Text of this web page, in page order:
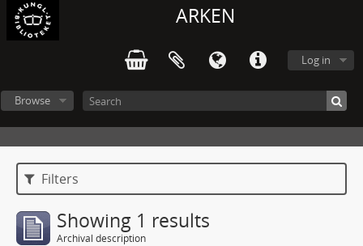
ARKEN
Log in
Browse
Filters
Showing 1 results
Archival description